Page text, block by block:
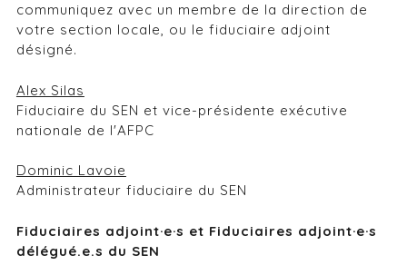
communiquez avec un membre de la direction de
votre section locale, ou le fiduciaire adjoint
désigné.
Alex Silas
Fiduciaire du SEN et vice-présidente exécutive
nationale de l'AFPC
Dominic Lavoie
Administrateur fiduciaire du SEN
Fiduciaires adjoint·e·s et Fiduciaires adjoint·e·s
délégué.e.s du SEN